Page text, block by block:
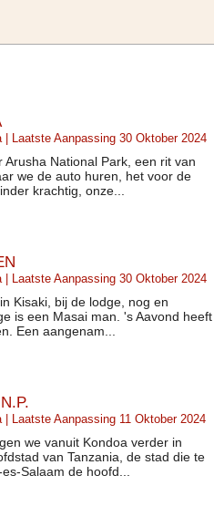
| Laatste Aanpassing 30 Oktober 2024
National Park, een rit van
we de auto huren, het voor de
krachtig, onze...
| Laatste Aanpassing 30 Oktober 2024
Kisaki, bij de lodge, nog en
is een Masai man. 's Aavond heeft
Een aangenam...
| Laatste Aanpassing 11 Oktober 2024
we vanuit Kondoa verder in
van Tanzania, de stad die te
Salaam de hoofd...